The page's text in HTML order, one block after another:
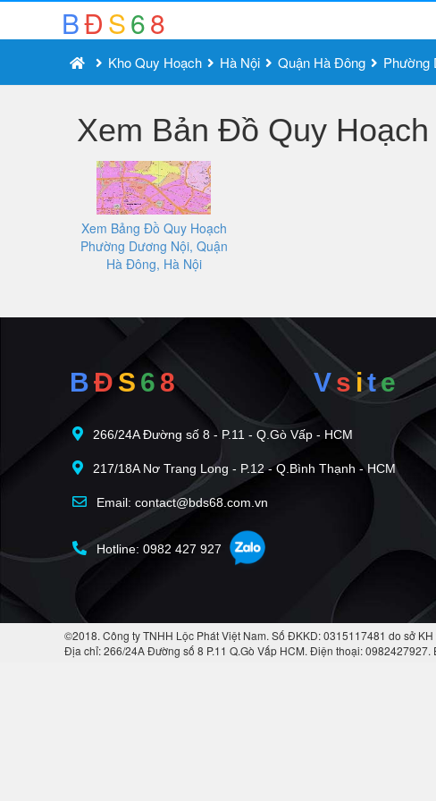
BĐS68
Kho Quy Hoạch Hà Nội Quận Hà Đông Phường
Xem Bản Đồ Quy
Xem Bảng Đồ Quy Hoạch
Phường Dương Nội, Quận
Hà Đông, Hà Nội
BĐ S 6 8 Vsite
266/24A Đường số 8 - P.11 - Q.Gò Vấp - HCM
217/18A Nơ Trang Long - P.12 - Q.Bình Thạnh - HCM
Email: contact@bds68.com.vn
Hotline: 0982 427 927
©2018. Công ty TNHH Lộc Phát Việt Nam. Số ĐKKD: 0315117481 do sở
Địa chỉ: 266/24A Đường số 8 P.11 Q.Gò Vấp HCM. Điện thoại: